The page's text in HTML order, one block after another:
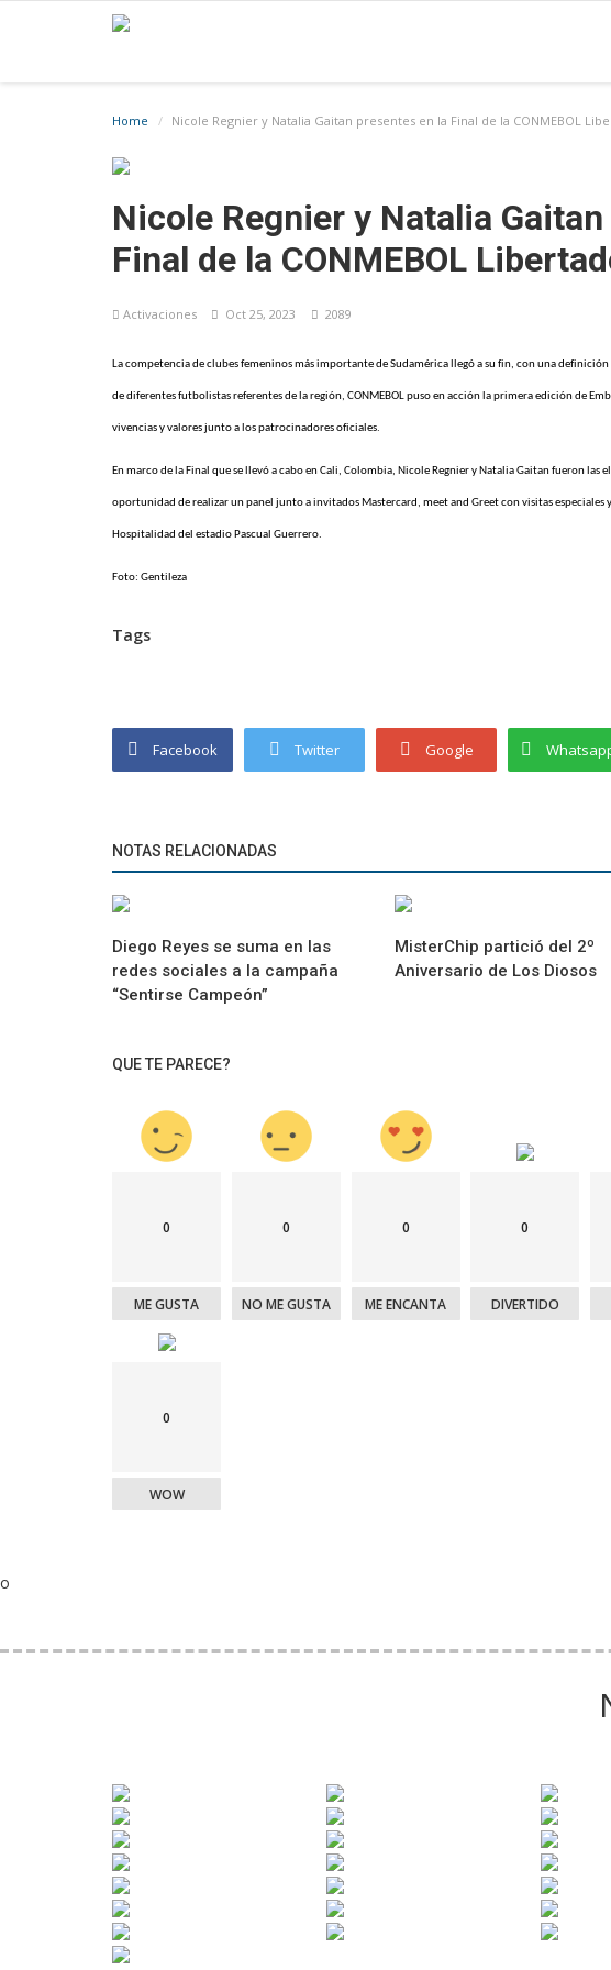
Home Nicole Regnier y Natalia Gaitan presentes en la Final de la CONMEBOL
Nicole Regnier y Natalia
Final de la CONMEBOL
Activaciones Oct 25, 2023 2089
La competencia de clubes femeninos más importante de Sudamérica llegó a su fin, con una
de diferentes futbolistas referentes de la región, CONMEBOL puso en acción la primera edición de
vivencias y valores junto a los patrocinadores oficiales.
En marco de la Final que se llevó a cabo en Cali, Colombia, Nicole Regnier y Natalia Gaitan fueron
oportunidad de realizar un panel junto a invitados Mastercard, meet and Greet con visitas especiales
Hospitalidad del estadio Pascual Guerrero.
Foto: Gentileza
Tags
Facebook Twitter Google
NOTAS RELACIONADAS
Diego Reyes se suma en las
redes sociales a la campaña
“Sentirse Campeón”
MisterChip partició del 2º
Aniversario de Los Diosos
QUE TE PARECE?
0
ME GUSTA
0
NO ME GUSTA
0
ME ENCANTA
0
DIVERTIDO
0
WOW
o